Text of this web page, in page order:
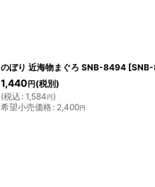
のぼり 近海物まぐろ SNB-8494 [
1,440 円 (税別)
(税込 : 1,584円)
希望小売価格: 2,400円